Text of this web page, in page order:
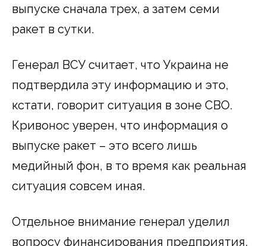
выпуске сначала трех, а затем семи
ракет в сутки.
Генерал ВСУ считает, что Украина не
подтвердила эту информацию и это,
кстати, говорит ситуация в зоне СВО.
Кривонос уверен, что информация о
выпуске ракет – это всего лишь
медийный фон, в то время как реальная
ситуация совсем иная.
Отдельное внимание генерал уделил
вопросу финансирования предприятия.